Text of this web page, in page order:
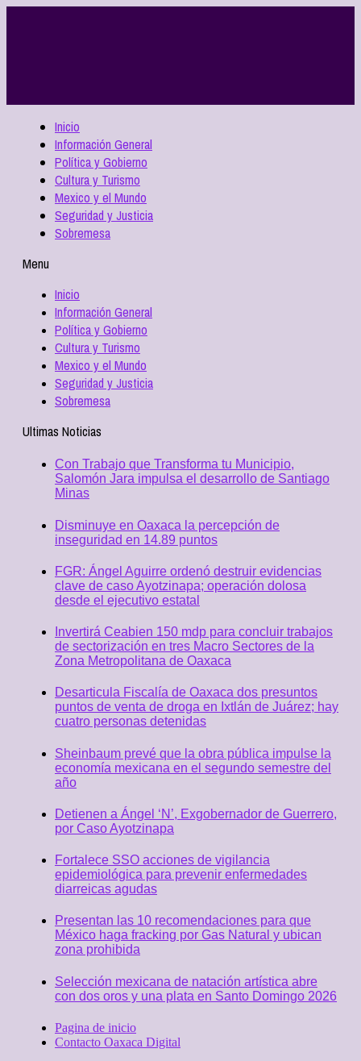
Inicio
Información General
Política y Gobierno
Cultura y Turismo
Mexico y el Mundo
Seguridad y Justicia
Sobremesa
Menu
Inicio
Información General
Política y Gobierno
Cultura y Turismo
Mexico y el Mundo
Seguridad y Justicia
Sobremesa
Ultimas Noticias
Con Trabajo que Transforma tu Municipio,
Salomón Jara impulsa el desarrollo de Santiago
Minas
Disminuye en Oaxaca la percepción de
inseguridad en 14.89 puntos
FGR: Ángel Aguirre ordenó destruir evidencias
clave de caso Ayotzinapa; operación dolosa
desde el ejecutivo estatal
Invertirá Ceabien 150 mdp para concluir trabajos
de sectorización en tres Macro Sectores de la
Zona Metropolitana de Oaxaca
Desarticula Fiscalía de Oaxaca dos presuntos
puntos de venta de droga en Ixtlán de Juárez; hay
cuatro personas detenidas
Sheinbaum prevé que la obra pública impulse la
economía mexicana en el segundo semestre del
año
Detienen a Ángel ‘N’, Exgobernador de Guerrero,
por Caso Ayotzinapa
Fortalece SSO acciones de vigilancia
epidemiológica para prevenir enfermedades
diarreicas agudas
Presentan las 10 recomendaciones para que
México haga fracking por Gas Natural y ubican
zona prohibida
Selección mexicana de natación artística abre
con dos oros y una plata en Santo Domingo 2026
Pagina de inicio
Contacto Oaxaca Digital